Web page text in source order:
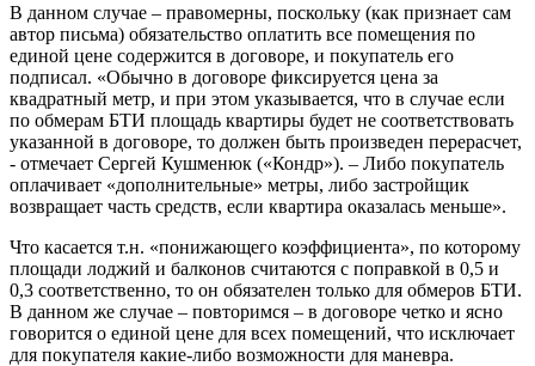
В данном случае – правомерны, поскольку (как признает сам
автор письма) обязательство оплатить все помещения по
единой цене содержится в договоре, и покупатель его
подписал. «Обычно в договоре фиксируется цена за
квадратный метр, и при этом указывается, что в случае если
по обмерам БТИ площадь квартиры будет не соответствовать
указанной в договоре, то должен быть произведен перерасчет,
- отмечает Сергей Кушменюк («Кондр»). – Либо покупатель
оплачивает «дополнительные» метры, либо застройщик
возвращает часть средств, если квартира оказалась меньше».
Что касается т.н. «понижающего коэффициента», по которому
площади лоджий и балконов считаются с поправкой в 0,5 и
0,3 соответственно, то он обязателен только для обмеров БТИ.
В данном же случае – повторимся – в договоре четко и ясно
говорится о единой цене для всех помещений, что исключает
для покупателя какие-либо возможности для маневра.